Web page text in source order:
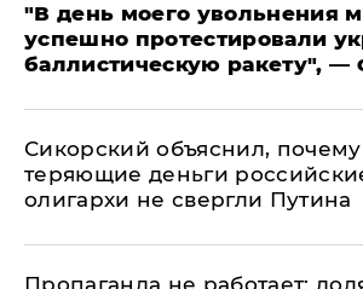
​"В день моего увольнения
успешно протестировали
баллистическую ракету", —
Сикорский объяснил, почему
теряющие деньги
олигархи не свергли Путина
​Пропаганда не работает: